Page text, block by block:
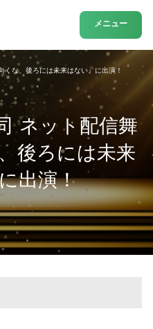
メニュー
ネット配信舞
後ろには未来
出演！
くな、後ろには未来はない』に出演！